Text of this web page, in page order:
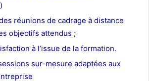
réunions de cadrage à distance
objectifs attendus ;
à l’issue de la formation.
sur-mesure adaptées aux